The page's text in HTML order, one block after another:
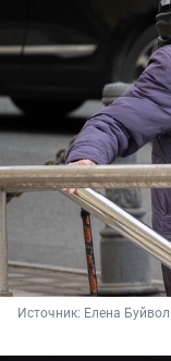
Источник: Елена Буйвол